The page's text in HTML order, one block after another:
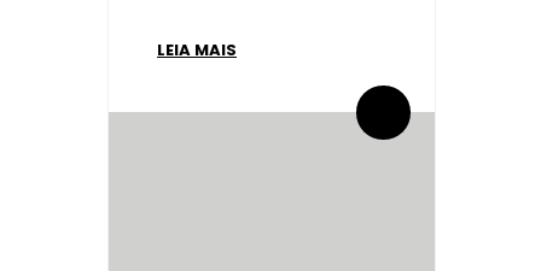
LEIA MAIS